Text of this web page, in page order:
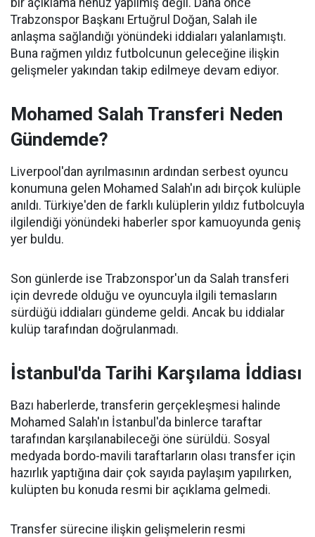
Trabzonspor Başkanı Ertuğrul Doğan, Salah ile
anlaşma sağlandığı yönündeki iddiaları yalanlamıştı.
Buna rağmen yıldız futbolcunun geleceğine ilişkin
gelişmeler yakından takip edilmeye devam ediyor.
Mohamed Salah Transferi Neden
Gündemde?
Liverpool'dan ayrılmasının ardından serbest oyuncu
konumuna gelen Mohamed Salah'ın adı birçok kulüple
anıldı. Türkiye'den de farklı kulüplerin yıldız futbolcuyla
ilgilendiği yönündeki haberler spor kamuoyunda geniş
yer buldu.
Son günlerde ise Trabzonspor'un da Salah transferi
için devrede olduğu ve oyuncuyla ilgili temasların
sürdüğü iddiaları gündeme geldi. Ancak bu iddialar
kulüp tarafından doğrulanmadı.
İstanbul'da Tarihi Karşılama İddiası
Bazı haberlerde, transferin gerçekleşmesi halinde
Mohamed Salah'ın İstanbul'da binlerce taraftar
tarafından karşılanabileceği öne sürüldü. Sosyal
medyada bordo-mavili taraftarların olası transfer için
hazırlık yaptığına dair çok sayıda paylaşım yapılırken,
kulüpten bu konuda resmi bir açıklama gelmedi.
Transfer sürecine ilişkin gelişmelerin resmi